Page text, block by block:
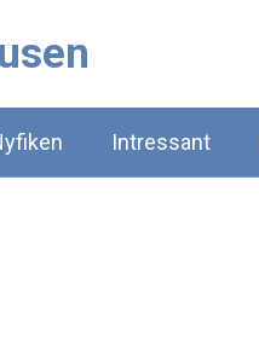
Intressant